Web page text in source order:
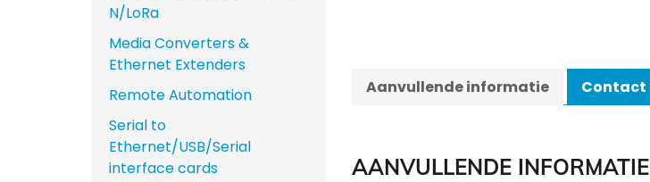
Aanvullende informatie Contact
AANVULLENDE INFORMATIE
N/LoRa
Media Converters &
Ethernet Extenders
Remote Automation
Serial to
Ethernet/USB/Serial
interface cards